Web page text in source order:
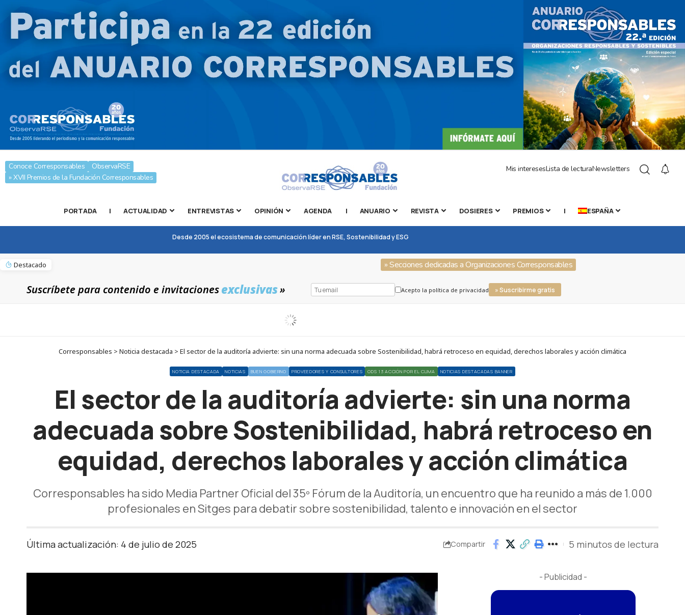
Conoce Corresponsables
ObservaRSE
» XVII Premios de la Fundación Corresponsables
Mis interesesLista de lecturaNewsletters
PORTADA | ACTUALIDAD ENTREVISTAS OPINIÓN AGENDA | ANUARIO REVISTA DOSIERES PREMIOS | ESPAÑA
Desde 2005 el ecosistema de comunicación líder en RSE, Sostenibilidad y ESG
Destacado » Secciones dedicadas a Organizaciones Corresponsables
Suscríbete para contenido e invitacionesexclusivas» Acepto la política de privacidad » Suscribirme gratis
Corresponsables > Noticia destacada > El sector de la auditoría advierte: sin una norma adecuada sobre Sostenibilidad, habrá retroceso en equidad, derechos laborales y acción climática
NOTICIA DESTACADA NOTICIAS BUEN GOBIERNO PROVEEDORES Y CONSULTORES ODS 13 ACCIÓN POR EL CLIMA NOTICIAS DESTACADAS BANNER
El sector de la auditoría advierte: sin una norma
adecuada sobre Sostenibilidad, habrá retroceso en
equidad, derechos laborales y acción climática
Corresponsables ha sido Media Partner Oficial del 35º Fórum de la Auditoría, un encuentro que ha reunido a más de 1.000
profesionales en Sitges para debatir sobre sostenibilidad, talento e innovación en el sector
Última actualización: 4 de julio de 2025 Compartir 5 minutos de lectura
- Publicidad -